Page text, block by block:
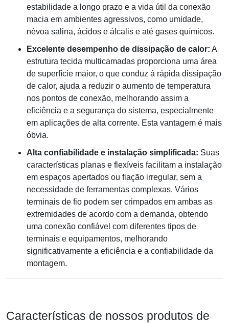
estabilidade a longo prazo e a vida útil da conexão
macia em ambientes agressivos, como umidade,
névoa salina, ácidos e álcalis e até gases químicos.
Excelente desempenho de dissipação de calor: A
estrutura tecida multicamadas proporciona uma área
de superfície maior, o que conduz à rápida dissipação
de calor, ajuda a reduzir o aumento de temperatura
nos pontos de conexão, melhorando assim a
eficiência e a segurança do sistema, especialmente
em aplicações de alta corrente. Esta vantagem é mais
óbvia.
Alta confiabilidade e instalação simplificada: Suas
características planas e flexíveis facilitam a instalação
em espaços apertados ou fiação irregular, sem a
necessidade de ferramentas complexas. Vários
terminais de fio podem ser crimpados em ambas as
extremidades de acordo com a demanda, obtendo
uma conexão confiável com diferentes tipos de
terminais e equipamentos, melhorando
significativamente a eficiência e a confiabilidade da
montagem.
Características de nossos produtos de